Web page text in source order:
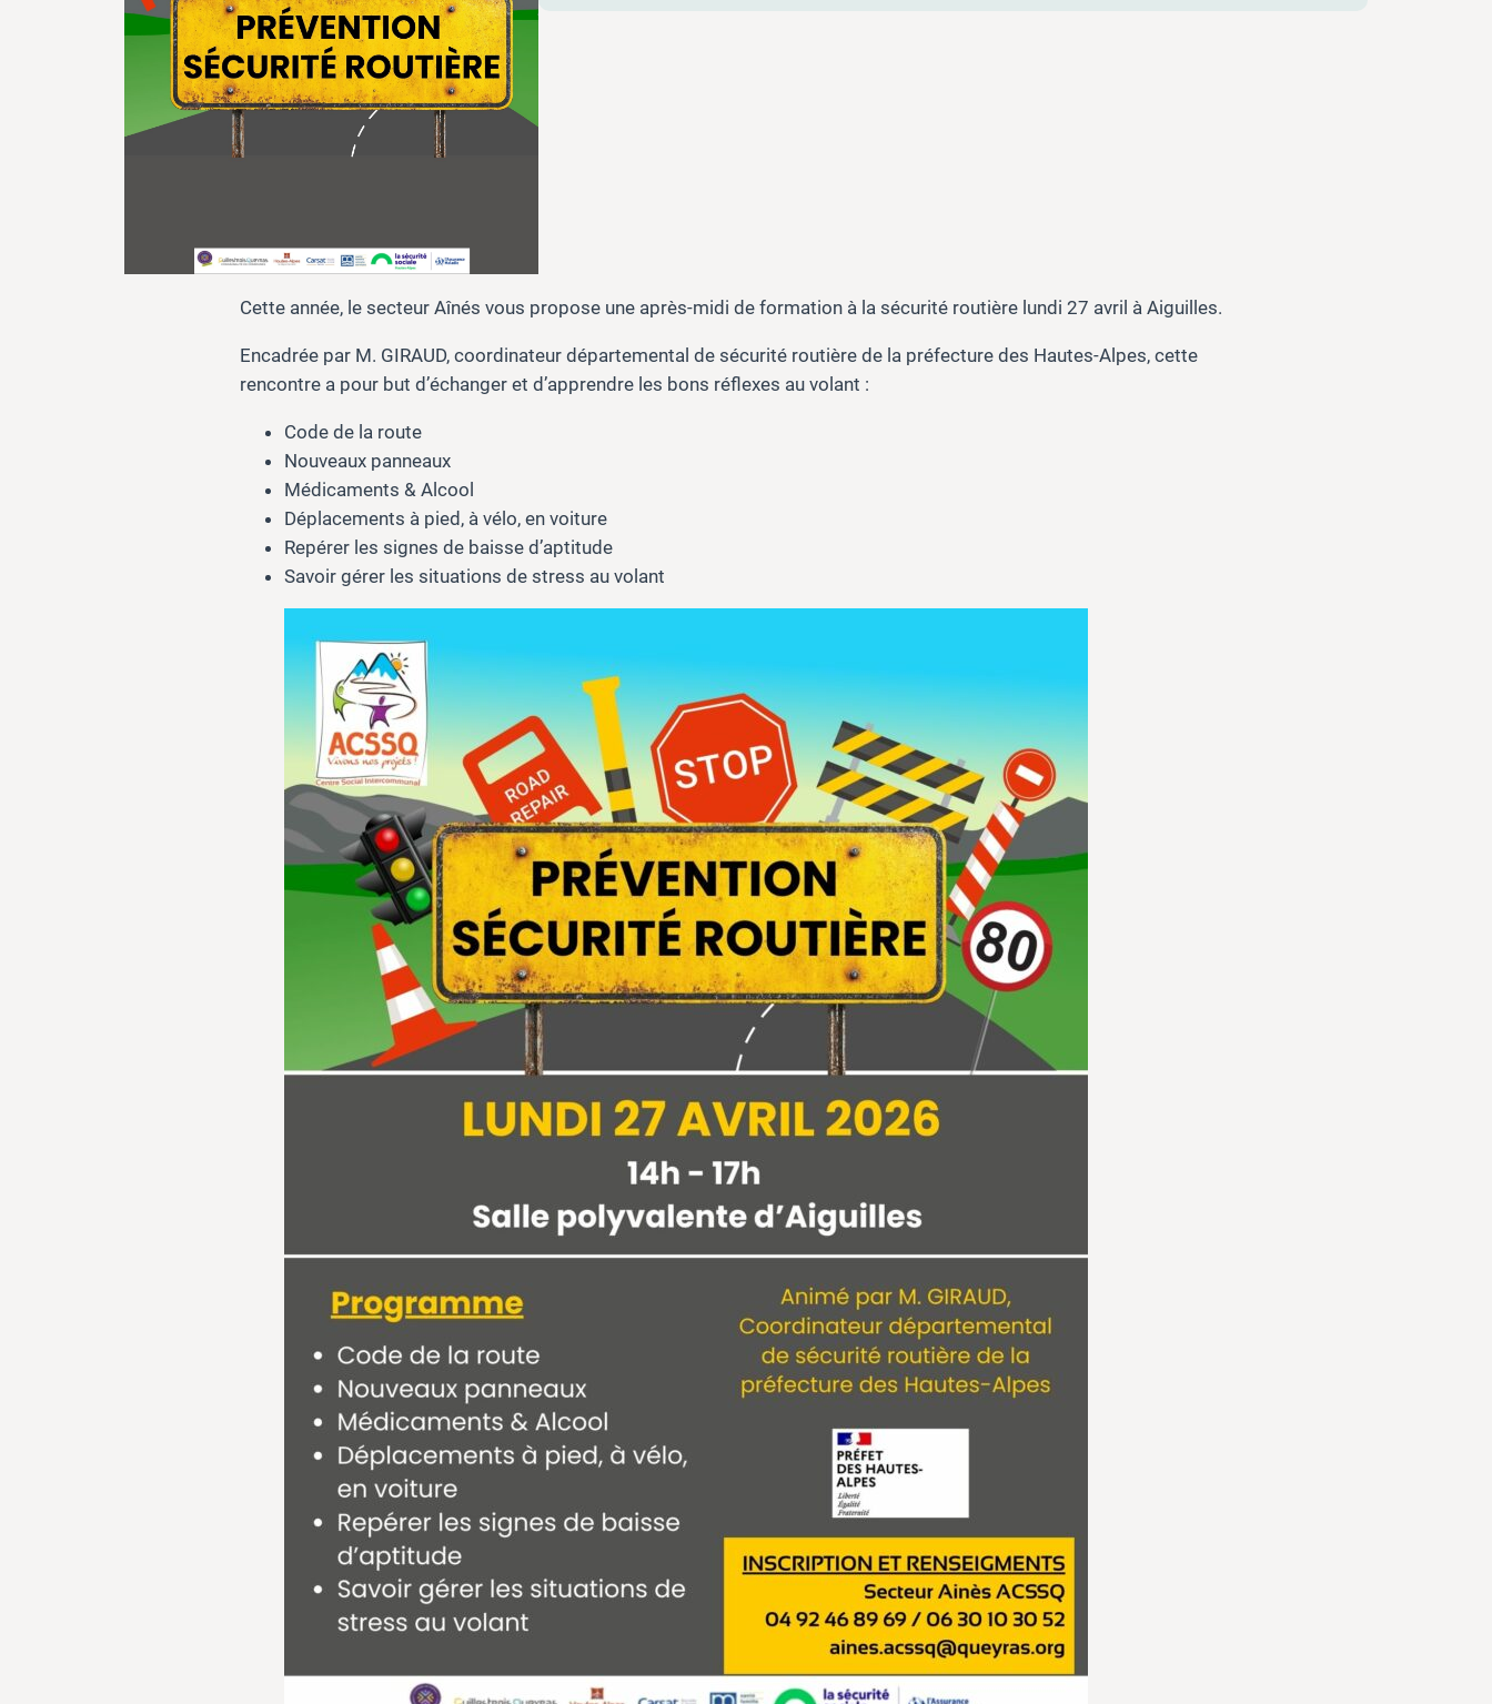
Cette année, le secteur Aînés vous propose une après-midi de formation à la sécurité routière lundi 27 avril à Aiguilles.
Encadrée par M. GIRAUD, coordinateur départemental de sécurité routière de la préfecture des Hautes-Alpes, cette
rencontre a pour but d’échanger et d’apprendre les bons réflexes au volant :
Code de la route
Nouveaux panneaux
Médicaments & Alcool
Déplacements à pied, à vélo, en voiture
Repérer les signes de baisse d’aptitude
Savoir gérer les situations de stress au volant